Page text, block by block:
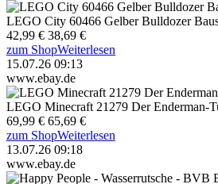
LEGO City 60466 Gelber Bulldozer
42,99 € 38,69 €
zum ShopWeiterlesen
15.07.26 09:13
www.ebay.de
LEGO Minecraft 21279 Der Enderman-
69,99 € 65,69 €
zum ShopWeiterlesen
13.07.26 09:18
www.ebay.de